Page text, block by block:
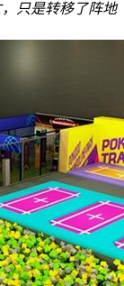
只是转移了阵地